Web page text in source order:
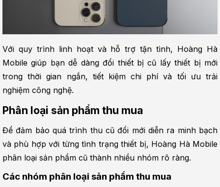
Với quy trình linh hoạt và hỗ trợ tận tình, Hoàng Hà
Mobile giúp bạn dễ dàng đổi thiết bị cũ lấy thiết bị mới
trong thời gian ngắn, tiết kiệm chi phí và tối ưu trải
nghiệm công nghệ.
Phân loại sản phẩm thu mua
Để đảm bảo quá trình thu cũ đổi mới diễn ra minh bạch
và phù hợp với từng tình trạng thiết bị, Hoàng Hà Mobile
phân loại sản phẩm cũ thành nhiều nhóm rõ ràng.
Các nhóm phân loại sản phẩm thu mua